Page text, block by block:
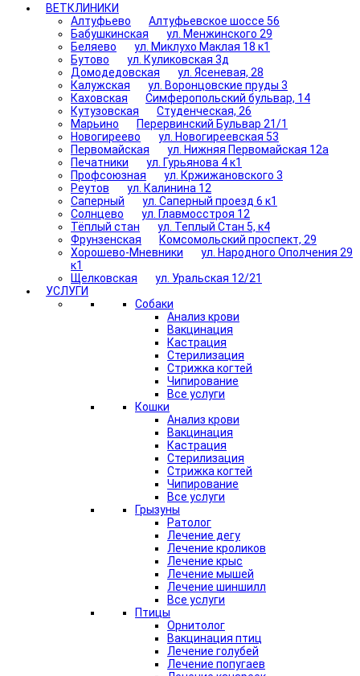
ВЕТКЛИНИКИ
Алтуфьево
Алтуфьевское шоссе 56
Бабушкинская
ул. Менжинского 29
Беляево
ул. Миклухо Маклая 18 к1
Бутово
ул. Куликовская 3д
Домодедовская
ул. Ясеневая, 28
Калужская
ул. Воронцовские пруды 3
Каховская
Симферопольский бульвар, 14
Кутузовская
Студенческая, 26
Марьино
Перервинский Бульвар 21/1
Новогиреево
ул. Новогиреевская 53
Первомайская
ул. Нижняя Первомайская 12а
Печатники
ул. Гурьянова 4 к1
Профсоюзная
ул. Кржижановского 3
Реутов
ул. Калинина 12
Саперный
ул. Саперный проезд 6 к1
Солнцево
ул. Главмосстроя 12
Тёплый стан
ул. Теплый Стан 5, к4
Фрунзенская
Комсомольский проспект, 29
Хорошево-Мневники
ул. Народного Ополчения 29
к1
Щелковская
ул. Уральская 12/21
УСЛУГИ
Собаки
Анализ крови
Вакцинация
Кастрация
Стерилизация
Стрижка когтей
Чипирование
Все услуги
Кошки
Анализ крови
Вакцинация
Кастрация
Стерилизация
Стрижка когтей
Чипирование
Все услуги
Грызуны
Ратолог
Лечение дегу
Лечение кроликов
Лечение крыс
Лечение мышей
Лечение шиншилл
Все услуги
Птицы
Орнитолог
Вакцинация птиц
Лечение голубей
Лечение попугаев